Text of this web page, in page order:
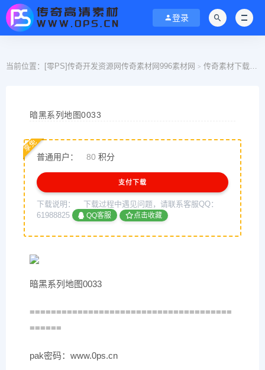
登录
当前位置： [零PS]传奇开发资源网传奇素材网996素材网 > 传奇素材下载
暗黑系列地图0033
普通用户： 80 积分
享免
支付下载
下载说明：
下载过程中遇见问题，请联系客服QQ：
61988825
QQ客服 点击收藏
暗黑系列地图0033
======================================
======
pak密码：www.0ps.cn